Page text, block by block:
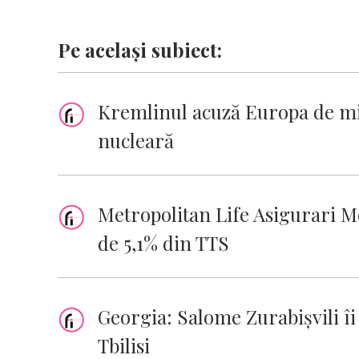
Pe același subiect:
Kremlinul acuză Europa de
nucleară
Metropolitan Life Asigurari
de 5,1% din TTS
Georgia: Salome Zurabişvili
Tbilisi